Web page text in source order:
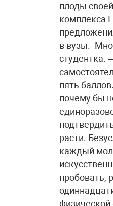
плоды
комплекса
в вузы.-
студентка.
пять
почему бы
расти.
каждый
пробовать,